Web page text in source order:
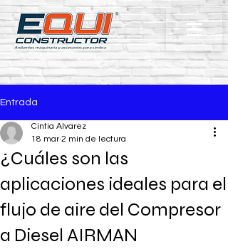
Entrada
¿Cuáles son las
aplicaciones ideales para el
flujo de aire del Compresor
a Diesel AIRMAN
Cintia Alvarez
18 mar 2 min de lectura